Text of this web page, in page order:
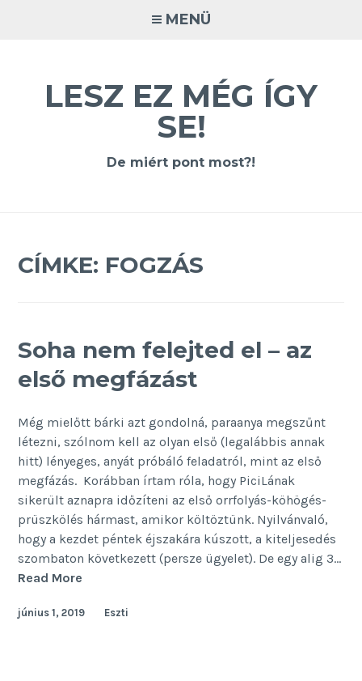
MENÜ
LESZ EZ MÉG ÍGY
SE!
De miért pont most?!
CÍMKE: FOGZÁS
Soha nem felejted el – az
első megfázást
Még mielőtt bárki azt gondolná, paraanya megszűnt
létezni, szólnom kell az olyan első (legalábbis annak
hitt) lényeges, anyát próbáló feladatról, mint az első
megfázás. Korábban írtam róla, hogy PiciLának
sikerült aznapra időzíteni az első orrfolyás-köhögés-
prüszkölés hármast, amikor költöztünk. Nyilvánvaló,
hogy a kezdet péntek éjszakára kúszott, a kiteljesedés
szombaton következett (persze ügyelet). De egy alig 3…
Read More
felejted
június 1, 2019 Eszti